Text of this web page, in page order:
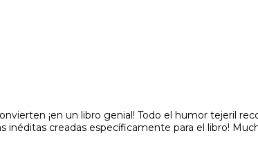
¡en un libro genial! Todo el humor tejeril
inéditas creadas específicamente para el libro!